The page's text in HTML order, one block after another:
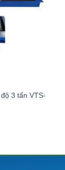
3 tấn VTS-